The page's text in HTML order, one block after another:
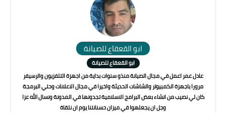
ابو القعقاع للصيانة
ابو القعقاع للصيانة
عادل عمر اعمل في مجال الصيانة منذو سنوات بداية من اجهزة التلفزيون والرسيفر
مرورا باجهزة الكمبيوتر والشاشات الحديثة واخيرا في مجال الاعلانات وحتي البرمجة
كان لي نصيب من انشاء بعض البرامج الاسلامية تجدونها في المدونة ونسال الله عزا
وجل ان يجعلهوا في ميزان حسنانتنا يوم ان نلقاة